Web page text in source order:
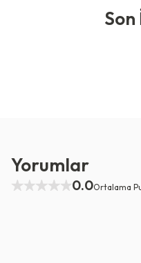
Son
Yorumlar
0.0Ortalama